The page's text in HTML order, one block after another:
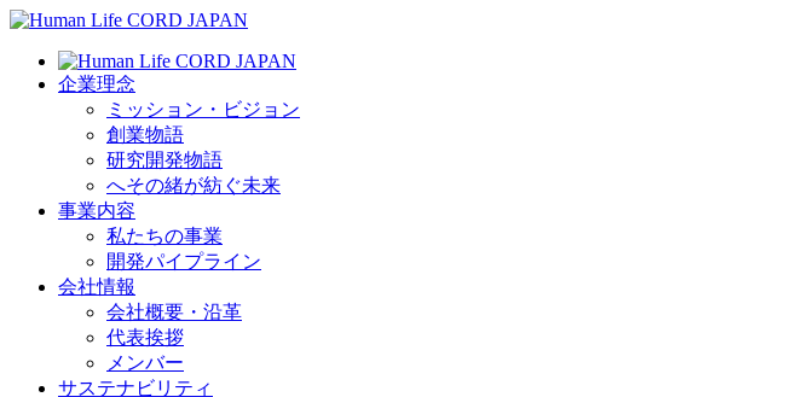
企業理念
ミッション・ビジョン
創業物語
研究開発物語
へその緒が紡ぐ未来
事業内容
私たちの事業
開発パイプライン
会社情報
会社概要・沿革
代表挨拶
メンバー
サステナビリティ